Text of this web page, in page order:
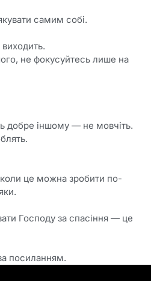
самим собі.
не фокусуйтесь лише на
добре іншому — не мовчіть.
це можна зробити по-
Господу за спасіння — це
посиланням.